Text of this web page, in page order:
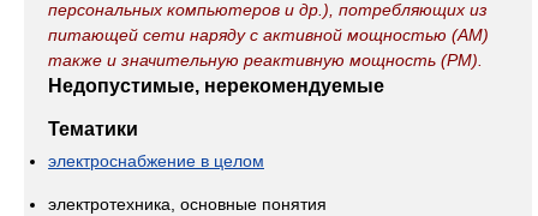
персональных компьютеров и др.), потребляющих из
питающей сети наряду с активной мощностью (АМ)
также и значительную реактивную мощность (РМ).
Недопустимые, нерекомендуемые
Тематики
электроснабжение в целом
электротехника, основные понятия